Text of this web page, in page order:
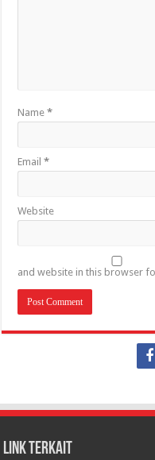
Name*
Email*
Website
and website in this browser
LINK TERKAIT